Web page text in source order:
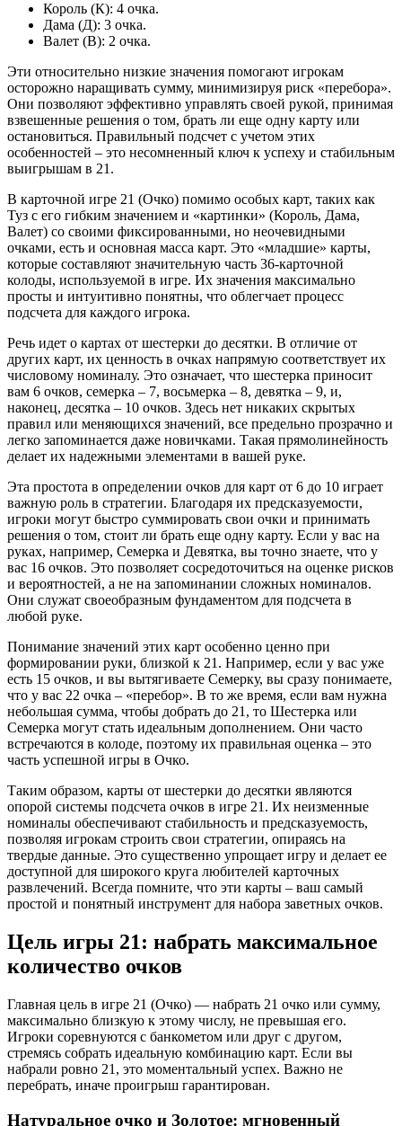
Король (К): 4 очка.
Дама (Д): 3 очка.
Валет (В): 2 очка.
Эти относительно низкие значения помогают игрокам
осторожно наращивать сумму, минимизируя риск «перебора».
Они позволяют эффективно управлять своей рукой, принимая
взвешенные решения о том, брать ли еще одну карту или
остановиться. Правильный подсчет с учетом этих
особенностей – это несомненный ключ к успеху и стабильным
выигрышам в 21.
В карточной игре 21 (Очко) помимо особых карт, таких как
Туз с его гибким значением и «картинки» (Король, Дама,
Валет) со своими фиксированными, но неочевидными
очками, есть и основная масса карт. Это «младшие» карты,
которые составляют значительную часть 36-карточной
колоды, используемой в игре. Их значения максимально
просты и интуитивно понятны, что облегчает процесс
подсчета для каждого игрока.
Речь идет о картах от шестерки до десятки. В отличие от
других карт, их ценность в очках напрямую соответствует их
числовому номиналу. Это означает, что шестерка приносит
вам 6 очков, семерка – 7, восьмерка – 8, девятка – 9, и,
наконец, десятка – 10 очков. Здесь нет никаких скрытых
правил или меняющихся значений, все предельно прозрачно и
легко запоминается даже новичками. Такая прямолинейность
делает их надежными элементами в вашей руке.
Эта простота в определении очков для карт от 6 до 10 играет
важную роль в стратегии. Благодаря их предсказуемости,
игроки могут быстро суммировать свои очки и принимать
решения о том, стоит ли брать еще одну карту. Если у вас на
руках, например, Семерка и Девятка, вы точно знаете, что у
вас 16 очков. Это позволяет сосредоточиться на оценке рисков
и вероятностей, а не на запоминании сложных номиналов.
Они служат своеобразным фундаментом для подсчета в
любой руке.
Понимание значений этих карт особенно ценно при
формировании руки, близкой к 21. Например, если у вас уже
есть 15 очков, и вы вытягиваете Семерку, вы сразу понимаете,
что у вас 22 очка – «перебор». В то же время, если вам нужна
небольшая сумма, чтобы добрать до 21, то Шестерка или
Семерка могут стать идеальным дополнением. Они часто
встречаются в колоде, поэтому их правильная оценка – это
часть успешной игры в Очко.
Таким образом, карты от шестерки до десятки являются
опорой системы подсчета очков в игре 21. Их неизменные
номиналы обеспечивают стабильность и предсказуемость,
позволяя игрокам строить свои стратегии, опираясь на
твердые данные. Это существенно упрощает игру и делает ее
доступной для широкого круга любителей карточных
развлечений. Всегда помните, что эти карты – ваш самый
простой и понятный инструмент для набора заветных очков.
Цель игры 21: набрать максимальное
количество очков
Главная цель в игре 21 (Очко) — набрать 21 очко или сумму,
максимально близкую к этому числу, не превышая его.
Игроки соревнуются с банкометом или друг с другом,
стремясь собрать идеальную комбинацию карт. Если вы
набрали ровно 21, это моментальный успех. Важно не
перебрать, иначе проигрыш гарантирован.
Натуральное очко и Золотое: мгновенный